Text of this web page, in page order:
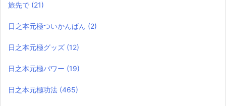
旅先で (21)
日之本元極ついかんばん (2)
日之本元極グッズ (12)
日之本元極パワー (19)
日之本元極功法 (465)